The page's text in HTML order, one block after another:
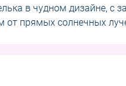
в чудном дизайне, с
от прямых солнечных